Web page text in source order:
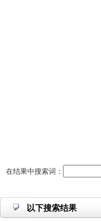
在结果中搜索词：
以下搜索结果